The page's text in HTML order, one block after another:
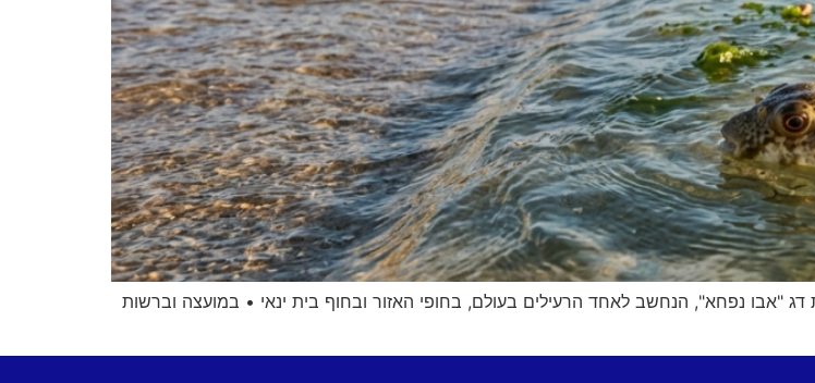
"אבו נפחא", הנחשב לאחד הרעילים בעולם, בחופי האזור ובחוף בית ינאי • במועצה וברשות